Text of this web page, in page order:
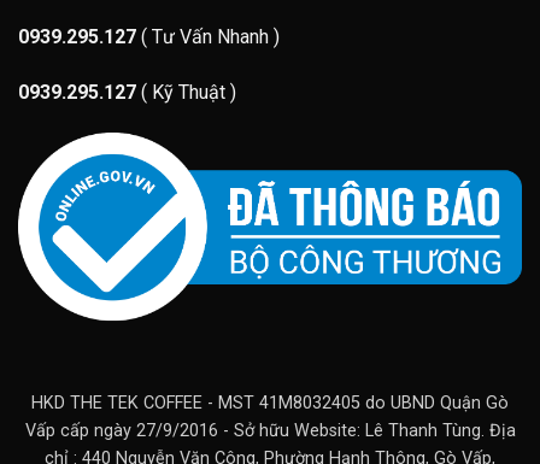
0939.295.127 ( Tư Vấn Nhanh )
0939.295.127 ( Kỹ Thuật )
HKD THE TEK COFFEE - MST 41M8032405 do UBND Quận Gò
Vấp cấp ngày 27/9/2016 - Sở hữu Website: Lê Thanh Tùng. Địa
chỉ : 440 Nguyễn Văn Công, Phường Hạnh Thông, Gò Vấp,